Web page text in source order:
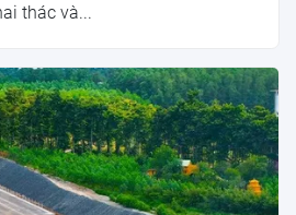
thác và...